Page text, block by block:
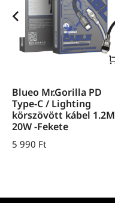
Blueo Mr.Gorilla PD
Type-C / Lighting
körszövött kábel 1.2M
20W -Fekete
5 990 Ft